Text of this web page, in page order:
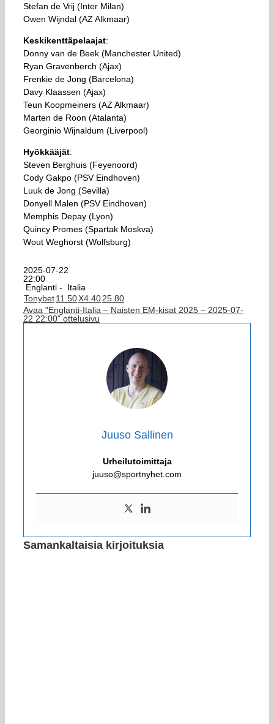
Stefan de Vrij (Inter Milan)
Owen Wijndal (AZ Alkmaar)
Keskikenttäpelaajat:
Donny van de Beek (Manchester United)
Ryan Gravenberch (Ajax)
Frenkie de Jong (Barcelona)
Davy Klaassen (Ajax)
Teun Koopmeiners (AZ Alkmaar)
Marten de Roon (Atalanta)
Georginio Wijnaldum (Liverpool)
Hyökkääjät:
Steven Berghuis (Feyenoord)
Cody Gakpo (PSV Eindhoven)
Luuk de Jong (Sevilla)
Donyell Malen (PSV Eindhoven)
Memphis Depay (Lyon)
Quincy Promes (Spartak Moskva)
Wout Weghorst (Wolfsburg)
2025-07-22
22:00
Englanti -
Italia
Tonybet11.50X4.4025.80
Avaa "Englanti-Italia – Naisten EM-kisat 2025 – 2025-07-
22 22:00" ottelusivu
Juuso Sallinen
Urheilutoimittaja
juuso@sportnyhet.com
Samankaltaisia kirjoituksia